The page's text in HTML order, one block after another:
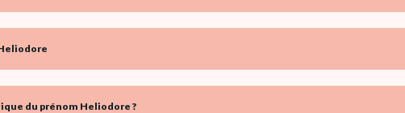
du prénom Heliodore ?